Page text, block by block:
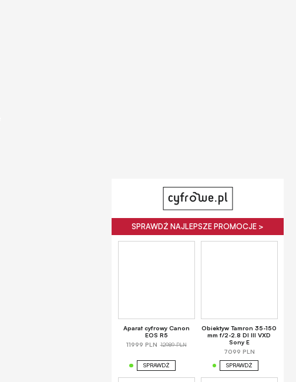
SPRAWDŹ NAJLEPSZE PROMOCJE >
Aparat cyfrowy Canon
EOS R5
11999 PLN 12989 PLN
SPRAWDŹ
Obiektyw Tamron 35-150
mm f/2-2.8 DI III VXD
Sony E
7099 PLN
SPRAWDŹ